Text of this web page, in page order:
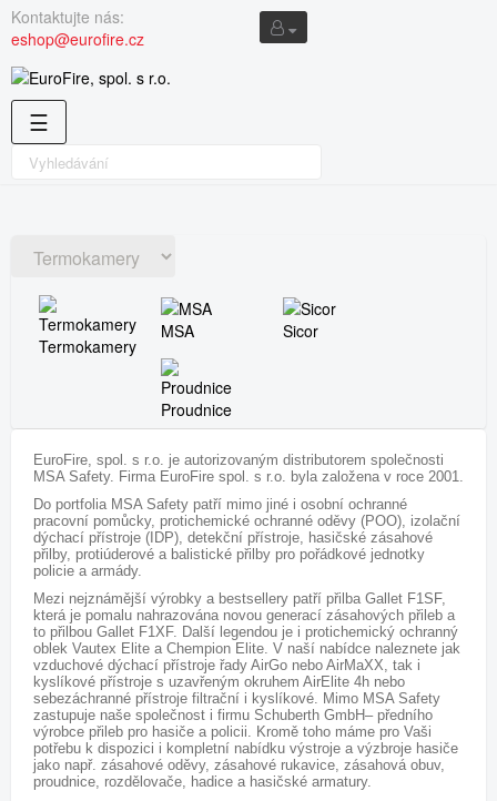
Kontaktujte nás:
eshop@eurofire.cz
Toggle
navigation
☰
Termokamery
MSA Sicor
Proudnice
EuroFire, spol. s r.o. je autorizovaným distributorem společnosti
MSA Safety. Firma EuroFire spol. s r.o. byla založena v roce 2001.
Do portfolia MSA Safety patří mimo jiné i osobní ochranné
pracovní pomůcky, protichemické ochranné oděvy (POO), izolační
dýchací přístroje (IDP), detekční přístroje, hasičské zásahové
přilby, protiúderové a balistické přilby pro pořádkové jednotky
policie a armády.
Mezi nejznámější výrobky a bestsellery patří přilba Gallet F1SF,
která je pomalu nahrazována novou generací zásahových přileb a
to přilbou Gallet F1XF. Další legendou je i protichemický ochranný
oblek Vautex Elite a Chempion Elite. V naší nabídce naleznete jak
vzduchové dýchací přístroje řady AirGo nebo AirMaXX, tak i
kyslíkové přístroje s uzavřeným okruhem AirElite 4h nebo
sebezáchranné přístroje filtrační i kyslíkové. Mimo MSA Safety
zastupuje naše společnost i firmu Schuberth GmbH– předního
výrobce přileb pro hasiče a policii. Kromě toho máme pro Vaši
potřebu k dispozici i kompletní nabídku výstroje a výzbroje hasiče
jako např. zásahové oděvy, zásahové rukavice, zásahová obuv,
proudnice, rozdělovače, hadice a hasičské armatury.